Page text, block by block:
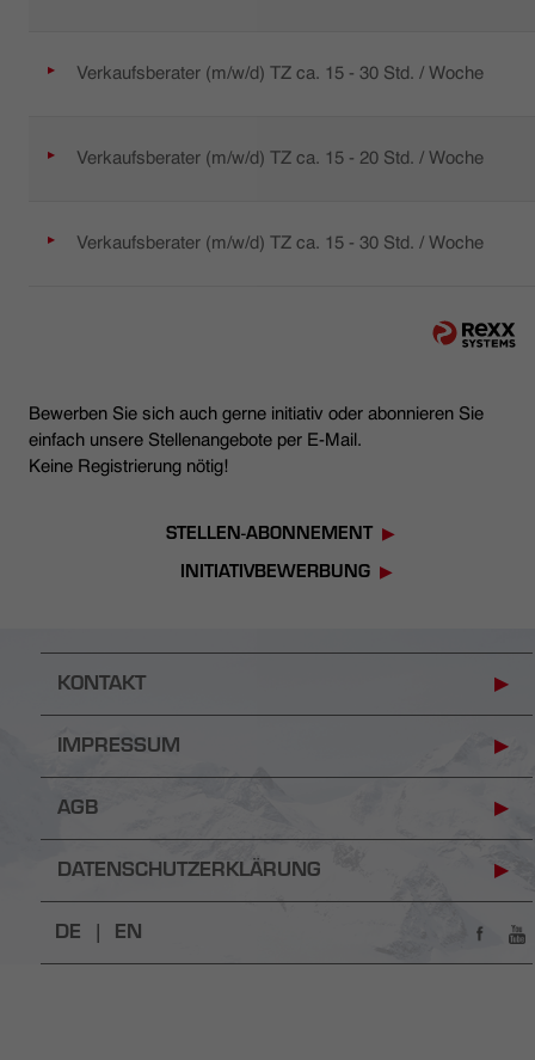
Verkaufsberater (m/w/d) TZ ca. 15 - 30 Std. / Woche
Verkaufsberater (m/w/d) TZ ca. 15 - 20 Std. / Woche
Verkaufsberater (m/w/d) TZ ca. 15 - 30 Std. / Woche
Bewerben Sie sich auch gerne initiativ oder abonnieren Sie
einfach unsere Stellenangebote per E-Mail.
Keine Registrierung nötig!
STELLEN-ABONNEMENT
INITIATIVBEWERBUNG
KONTAKT
IMPRESSUM
AGB
DATENSCHUTZERKLÄRUNG
DE | EN